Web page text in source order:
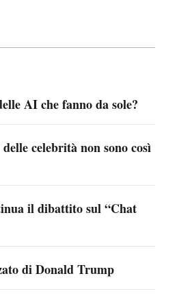
AI che fanno da sole?
celebrità non sono così
il dibattito sul “Chat
di Donald Trump